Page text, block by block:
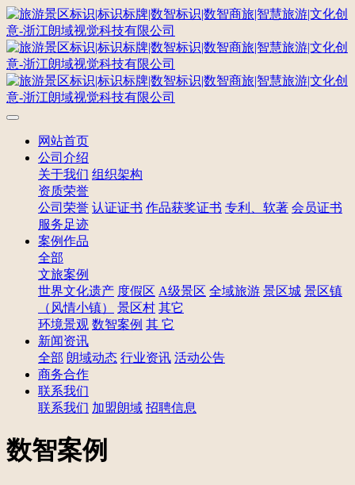
网站首页
公司介绍
关于我们 组织架构
资质荣誉
公司荣誉 认证证书 作品获奖证书 专利、软著 会员证书
服务足迹
案例作品
全部
文旅案例
世界文化遗产 度假区 A级景区 全域旅游 景区城 景区镇
（风情小镇）
景区村 其它
环境景观 数智案例 其 它
新闻资讯
全部 朗域动态 行业资讯 活动公告
商务合作
联系我们
联系我们 加盟朗域 招聘信息
数智案例